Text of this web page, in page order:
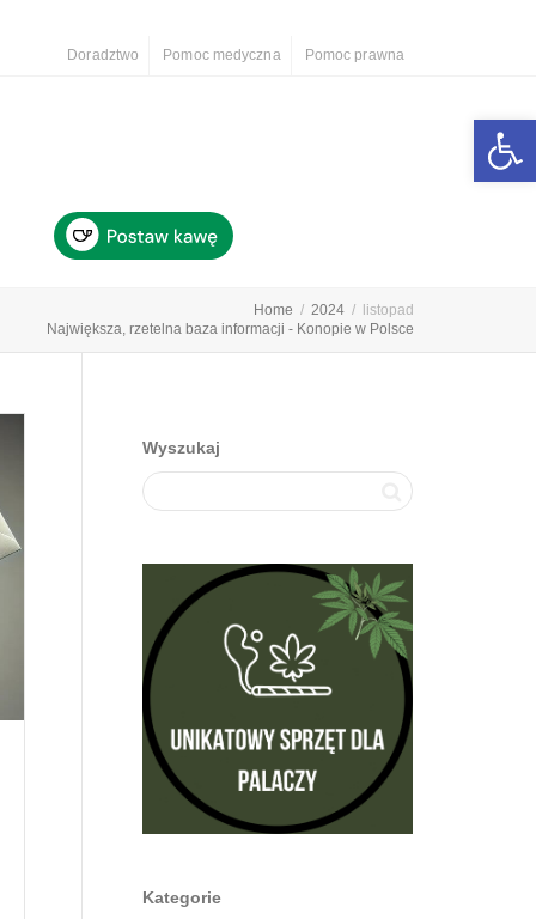
Doradztwo Pomoc medyczna Pomoc prawna
Home 2024
listopad
Największa, rzetelna baza informacji - Konopie w Polsce
Wyszukaj
Kategorie